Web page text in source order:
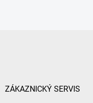
ZÁKAZNICKÝ SERVIS